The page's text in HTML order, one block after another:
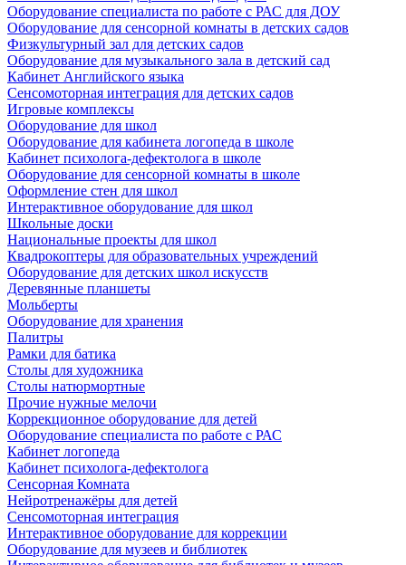
Оборудование специалиста по работе с РАС для ДОУ
Оборудование для сенсорной комнаты в детских садов
Физкультурный зал для детских садов
Оборудование для музыкального зала в детский сад
Кабинет Английского языка
Сенсомоторная интеграция для детских садов
Игровые комплексы
Оборудование для школ
Оборудование для кабинета логопеда в школе
Кабинет психолога-дефектолога в школе
Оборудование для сенсорной комнаты в школе
Оформление стен для школ
Интерактивное оборудование для школ
Школьные доски
Национальные проекты для школ
Квадрокоптеры для образовательных учреждений
Оборудование для детских школ искусств
Деревянные планшеты
Мольберты
Оборудование для хранения
Палитры
Рамки для батика
Столы для художника
Столы натюрмортные
Прочие нужные мелочи
Коррекционное оборудование для детей
Оборудование специалиста по работе с РАС
Кабинет логопеда
Кабинет психолога-дефектолога
Сенсорная Комната
Нейротренажёры для детей
Сенсомоторная интеграция
Интерактивное оборудование для коррекции
Оборудование для музеев и библиотек